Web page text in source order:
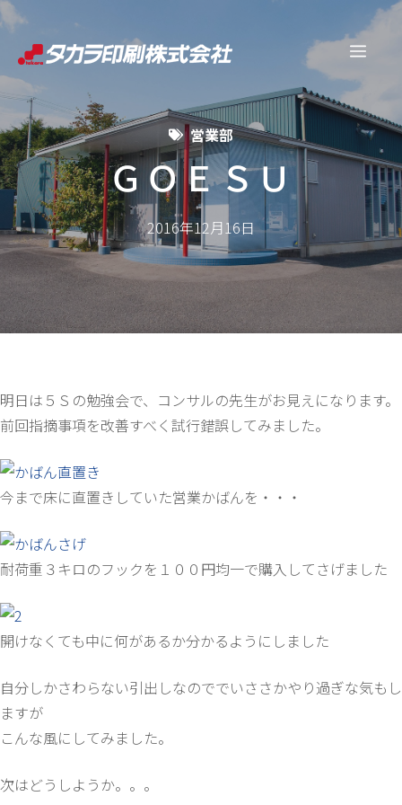
コ
ン
へ
ス
キ
プ
メ
ュ
ー
営業部
ＧＯＥＳＵ
2016年12月16日
明日は５Ｓの勉強会で、コンサルの先生がお見えになります。
前回指摘事項を改善すべく試行錯誤してみました。
今まで床に直置きしていた営業かばんを・・・
耐荷重３キロのフックを１００円均一で購入してさげました
開けなくても中に何があるか分かるようにしました
自分しかさわらない引出しなのででいささかやり過ぎな気もし
ますが
こんな風にしてみました。
次はどうしようか。。。